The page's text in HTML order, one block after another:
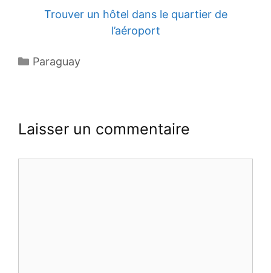
Trouver un hôtel dans le quartier de
l’aéroport
Catégories
Paraguay
Laisser un commentaire